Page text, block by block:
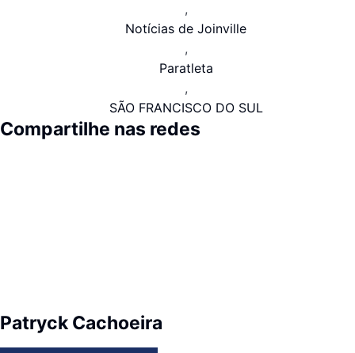
,
Notícias de Joinville
,
Paratleta
,
SÃO FRANCISCO DO SUL
Compartilhe nas redes
Patryck Cachoeira